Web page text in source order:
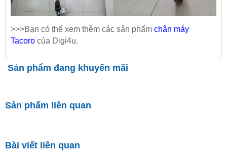
>>>Bạn có thể xem thêm các sản phẩm chân máy
Tacoro của Digi4u.
Sản phẩm đang khuyến mãi
Sản phẩm liên quan
Bài viết liên quan